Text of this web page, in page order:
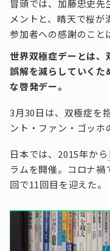
冒頭では、加藤忠史
メントと、晴天で桜が
参加者への感謝のこと
世界双極症デーとは、
誤解を減らしていく
な啓発デー。
3月30日は、双極症を
ント・ファン・ゴッホ
日本では、2015年から
ラムを開催。コロナ
回で11回目を迎えた。